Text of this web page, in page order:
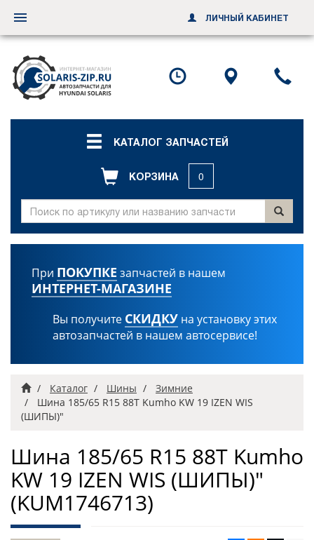
КАТАЛОГ ЗАПЧАСТЕЙ
КОРЗИНА 0
При ПОКУПКЕ запчастей в нашем
ИНТЕРНЕТ-МАГАЗИНЕ
Вы получите СКИДКУ на установку этих
автозапчастей в нашем автосервисе!
ГлавнаяКаталог Шины
Зимние
Шина 185/65 R15 88T Kumho KW 19 IZEN WIS
(ШИПЫ)"
Шина 185/65 R15 88T Kumho
KW 19 IZEN WIS (ШИПЫ)"
(KUM1746713)
Переключить
навигацию
ЛИЧНЫЙ КАБИНЕТ
Посмотреть
график схему